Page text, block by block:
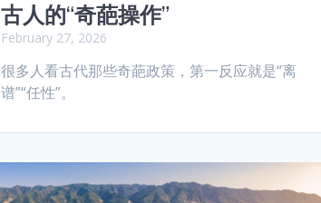
古人的“奇葩操作”
February 27, 2026
很多人看古代那些奇葩政策，第一反应就是“离
谱”“任性”。